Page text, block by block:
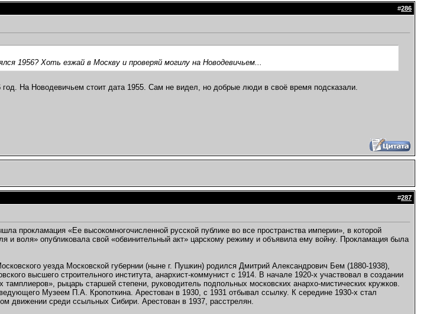
#286
1956? Хоть езжай в Москву и проверяй могилу на Новодевичьем...
год. На Новодевичьем стоит дата 1955. Сам не видел, но добрые люди в своё время подсказали.
#287
прокламация «Ее высокомногочисленной русской публике во все пространства империи», в которой
и воля» опубликовала свой «обвинительный акт» царскому режиму и объявила ему войну. Прокламация была
уезда Московской губернии (ныне г. Пушкин) родился Дмитрий Александрович Бем (1880-1938),
высшего строительного института, анархист-коммунист с 1914. В начале 1920-х участвовал в создании
тамплиеров», рыцарь старшей степени, руководитель подпольных московских анархо-мистических кружков.
Музеем П.А. Кропоткина. Арестован в 1930, с 1931 отбывал ссылку. К середине 1930-х стал
движении среди ссыльных Сибири. Арестован в 1937, расстрелян.